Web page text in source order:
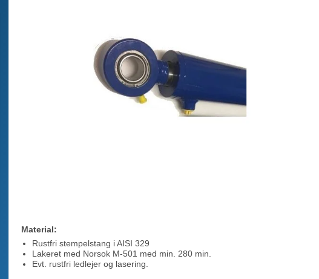
Material:
Rustfri stempelstang i AISI 329
Lakeret med Norsok M-501 med min. 280 min.
Evt. rustfri ledlejer og lasering.